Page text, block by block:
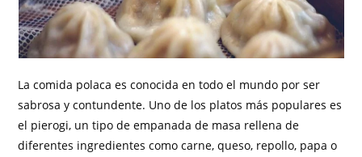
La comida polaca es conocida en todo el mundo por ser
sabrosa y contundente. Uno de los platos más populares es
el pierogi, un tipo de empanada de masa rellena de
diferentes ingredientes como carne, queso, repollo, papa o